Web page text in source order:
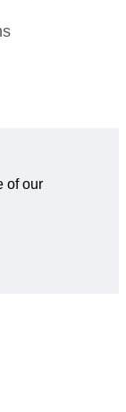
of our